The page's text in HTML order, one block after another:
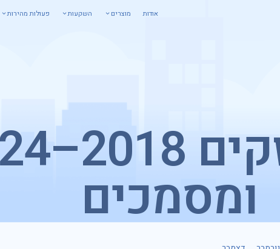
אודות מוצרים השקעות פעולות מהירות
ומסמכים